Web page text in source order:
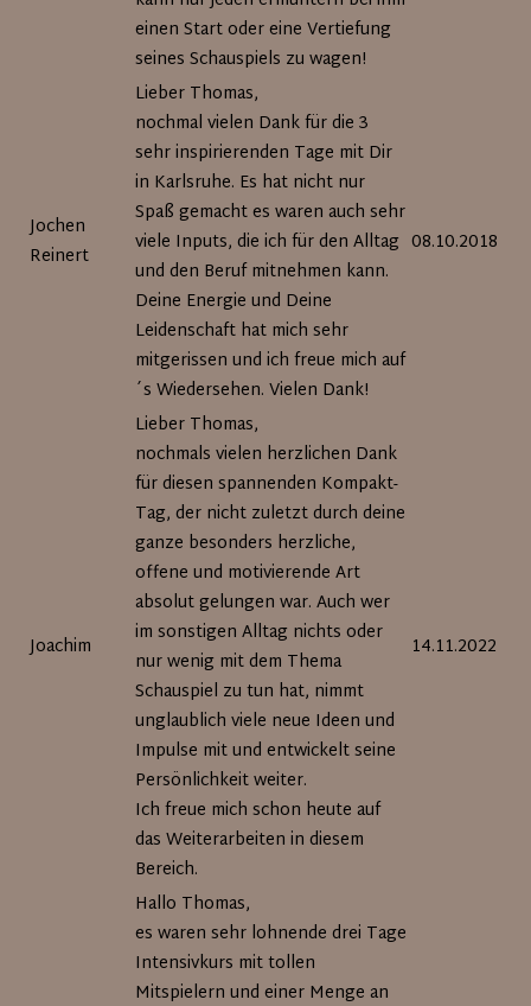
einen Start oder eine Vertiefung
seines Schauspiels zu wagen!
Jochen
Reinert
Lieber Thomas,
nochmal vielen Dank für die 3
sehr inspirierenden Tage mit Dir
in Karlsruhe. Es hat nicht nur
Spaß gemacht es waren auch sehr
viele Inputs, die ich für den Alltag
und den Beruf mitnehmen kann.
Deine Energie und Deine
Leidenschaft hat mich sehr
mitgerissen und ich freue mich auf
´s Wiedersehen. Vielen Dank!
08.10.2018
Joachim
Lieber Thomas,
nochmals vielen herzlichen Dank
für diesen spannenden Kompakt-
Tag, der nicht zuletzt durch deine
ganze besonders herzliche,
offene und motivierende Art
absolut gelungen war. Auch wer
im sonstigen Alltag nichts oder
nur wenig mit dem Thema
Schauspiel zu tun hat, nimmt
unglaublich viele neue Ideen und
Impulse mit und entwickelt seine
Persönlichkeit weiter.
Ich freue mich schon heute auf
das Weiterarbeiten in diesem
Bereich.
14.11.2022
Hallo Thomas,
es waren sehr lohnende drei Tage
Intensivkurs mit tollen
Mitspielern und einer Menge an